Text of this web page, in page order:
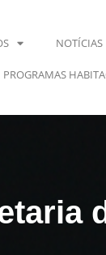
NOTÍCIAS
PROGRAMAS